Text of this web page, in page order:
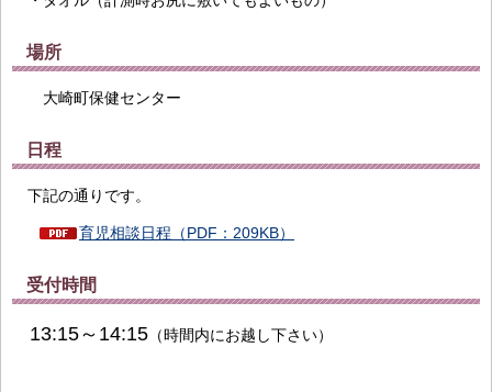
場所
大崎町保健センター
日程
下記の通りです。
育児相談日程（PDF：209KB）
受付時間
13:15～14:15 （時間内にお越し下さい）